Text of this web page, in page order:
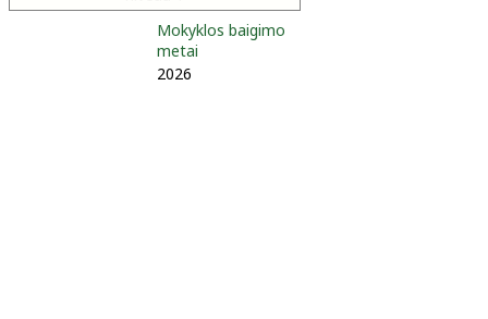
Mokyklos baigimo
metai
2026